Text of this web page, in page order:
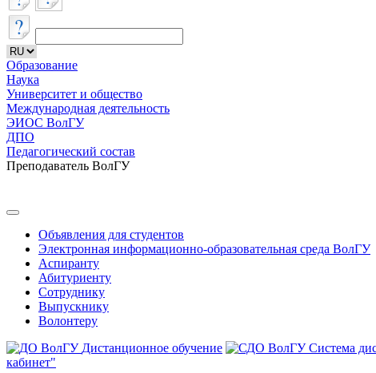
Образование
Наука
Университет и общество
Международная деятельность
ЭИОС ВолГУ
ДПО
Педагогический состав
Преподаватель ВолГУ
Объявления для студентов
Электронная информационно-образовательная среда ВолГУ
Аспиранту
Абитуриенту
Сотруднику
Выпускнику
Волонтеру
Дистанционное обучение
Система
кабинет"